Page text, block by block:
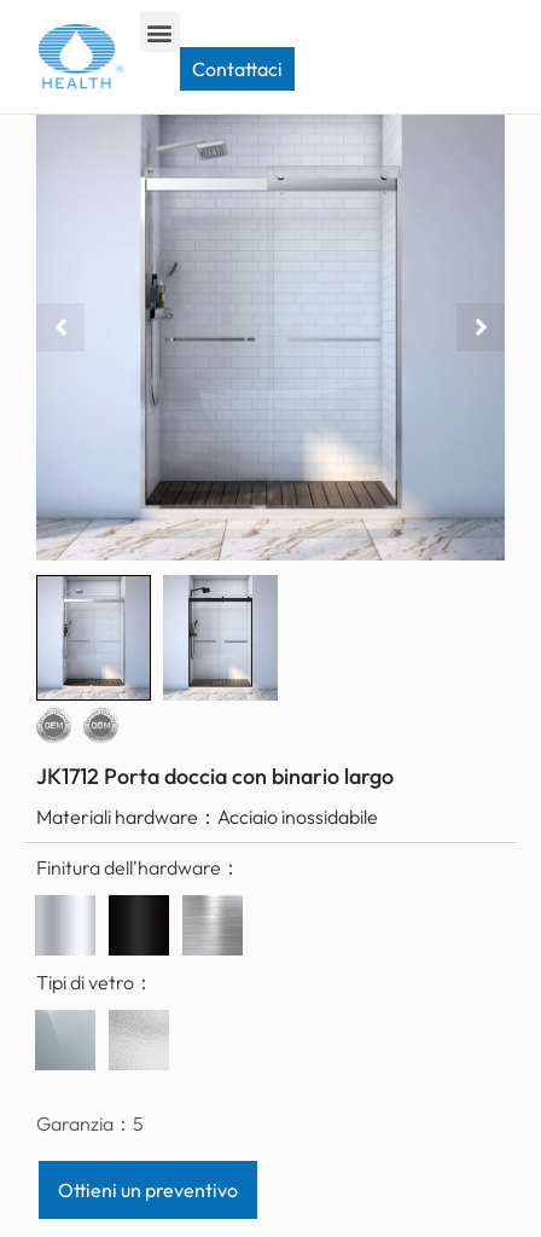
Contattaci
JK1712 Porta doccia con binario largo
JK1712 Porta doccia con binario largo
Materiali hardware： Acciaio inossidabile
Finitura dell'hardware：
Tipi di vetro：
Garanzia： 5
Ottieni un preventivo